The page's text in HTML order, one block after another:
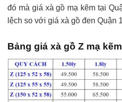
đó mà giá xà gồ mạ kẽm tại
lệch so với giá xà gồ đen Quận
Bảng giá xà gồ Z mạ